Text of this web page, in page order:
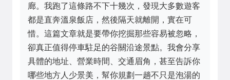
廊。我跑了這條路不下十幾次，發現大多數遊客
都是直奔溫泉飯店，然後隔天就離開，實在可
惜。這篇文章就是要帶你挖掘那些容易被忽略，
卻真正值得停車駐足的谷關沿途景點。我會分享
具體的地址、營業時間、交通眉角，甚至告訴你
哪些地方人少景美，幫你規劃一趟不只是泡湯的